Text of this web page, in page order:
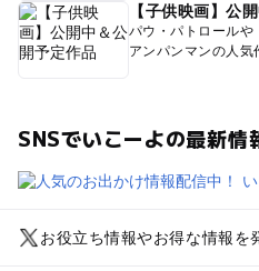
【子供映画】公
パウ・パトロールや
アンパンマンの人気
SNSでいこーよの最新情
お役立ち情報やお得な情報を